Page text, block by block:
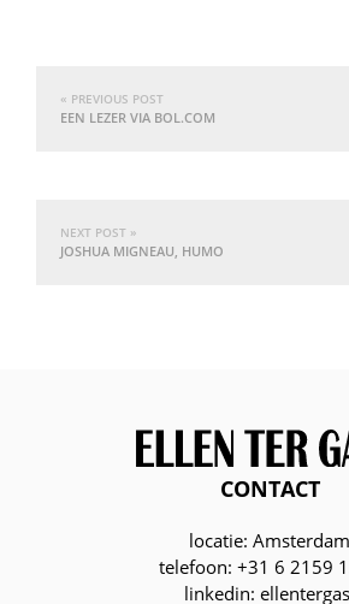
« PREVIOUS POST
EEN LEZER VIA BOL.COM
NEXT POST »
JOSHUA MIGNEAU, HUMO
CONTACT
locatie: Amsterdam
telefoon: +31 6 2159
linkedin: